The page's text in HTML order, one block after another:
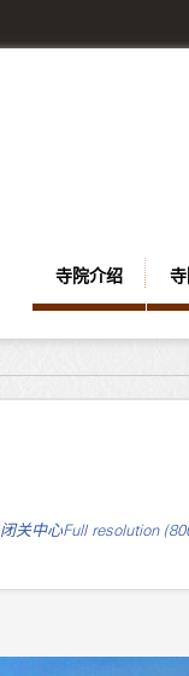
寺院介绍
闭关中心Full resolution